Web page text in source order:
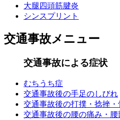
大腿四頭筋腱炎
シンスプリント
交通事故メニュー
交通事故による症状
むちうち症
交通事故後の手足のしびれ
交通事故後の打撲・捻挫・
交通事故後の腰の痛み・腰